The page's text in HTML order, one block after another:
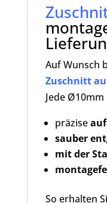
Auf Wunsch
Zuschnitt
Jede
präzise
sauber
mit der
So erhalten